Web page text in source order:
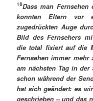
18Dass man Fernsehen
konnten Eltern vor
zugedrückten Auge
Bild des Fernsehers
die total fixiert auf die
Fernsehen immer
am nächsten Tag in
schon während der
hat sich geändert: es
geschrieben – und das